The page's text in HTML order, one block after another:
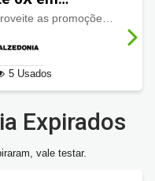
5 Usados
Expirados
vale testar.